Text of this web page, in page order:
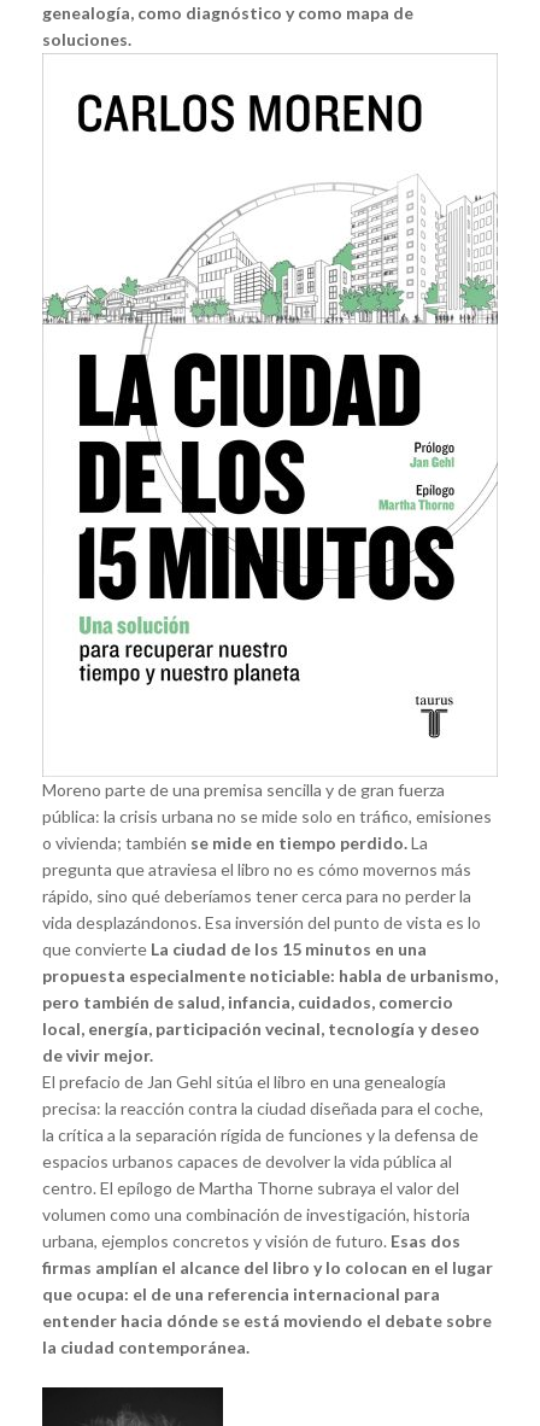
genealogía, como diagnóstico y como mapa de
soluciones.
Moreno parte de una premisa sencilla y de gran fuerza
pública: la crisis urbana no se mide solo en tráfico, emisiones
o vivienda; también se mide en tiempo perdido.La
pregunta que atraviesa el libro no es cómo movernos más
rápido, sino qué deberíamos tener cerca para no perder la
vida desplazándonos. Esa inversión del punto de vista es lo
que convierte La ciudad de los 15 minutos en una
propuesta especialmente noticiable: habla de urbanismo,
pero también de salud, infancia, cuidados, comercio
local, energía, participación vecinal, tecnología y deseo
de vivir mejor.
El prefacio de Jan Gehl sitúa el libro en una genealogía
precisa: la reacción contra la ciudad diseñada para el coche,
la crítica a la separación rígida de funciones y la defensa de
espacios urbanos capaces de devolver la vida pública al
centro. El epílogo de Martha Thorne subraya el valor del
volumen como una combinación de investigación, historia
urbana, ejemplos concretos y visión de futuro. Esas dos
firmas amplían el alcance del libro y lo colocan en el lugar
que ocupa: el de una referencia internacional para
entender hacia dónde se está moviendo el debate sobre
la ciudad contemporánea.